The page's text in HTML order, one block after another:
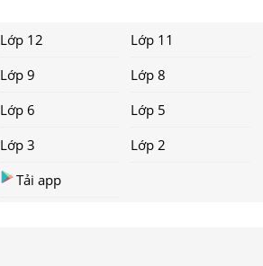
Lớp 12
Lớp 11
Lớp 9
Lớp 8
Lớp 6
Lớp 5
Lớp 3
Lớp 2
Tải app